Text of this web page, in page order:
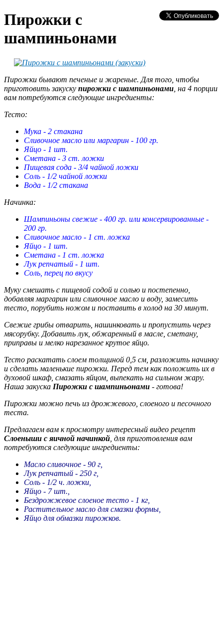
Пирожки с
шампиньонами
Пирожки бывают печеные и жареные. Для того, чтобы
приготовить закуску пирожки с шампиньонами , на 4 порции
вам потребуются следующие ингредиенты:
Тесто:
Мука - 2 стакана
Сливочное масло или маргарин - 100 гр.
Яйцо - 1 шт.
Сметана - 3 ст. ложки
Пищевая сода - 3/4 чайной ложки
Соль - 1/2 чайной ложки
Вода - 1/2 стакана
Начинка:
Шампиньоны свежие - 400 гр. или консервированные -
200 гр.
Сливочное масло - 1 ст. ложка
Яйцо - 1 шт.
Сметана - 1 ст. ложка
Лук репчатый - 1 шт.
Соль, перец по вкусу
Муку смешать с пищевой содой и солью и постепенно,
добавляя маргарин или сливочное масло и воду, замесить
тесто, порубить ножом и поставить в холод на 30 минут.
Свежие грибы отварить, нашинковать и пропустить через
мясорубку. Добавить лук, обжаренный в масле, сметану,
приправы и мелко нарезанное крутое яйцо.
Тесто раскатать слоем толщиной 0,5 см, разложить начинку
и сделать маленькие пирожки. Перед тем как положить их в
духовой шкаф, смазать яйцом, выпекать на сильном жару.
Наша закуска Пирожки с шампиньонами - готова!
Пирожки можно печь из дрожжевого, слоеного и песочного
теста.
Предлагаем вам к просмотру интересный видео рецепт
Слоеныши с яичной начинкой , для приготовления вам
потребуются следующие ингредиенты:
Масло сливочное - 90 г,
Лук репчатый - 250 г,
Соль - 1/2 ч. ложки,
Яйцо - 7 шт.,
Бездрожжевое слоеное тесто - 1 кг,
Растительное масло для смазки формы,
Яйцо для обмазки пирожков.